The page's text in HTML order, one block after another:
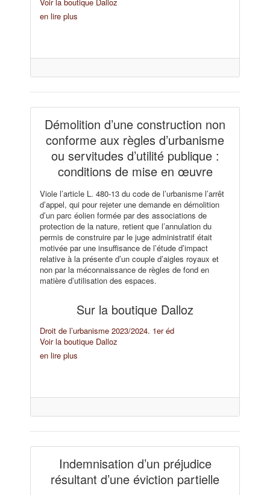
en lire plus
Démolition d’une construction non
conforme aux règles d’urbanisme
ou servitudes d’utilité publique :
conditions de mise en œuvre
Viole l’article L. 480-13 du code de l’urbanisme l’arrêt
d’appel, qui pour rejeter une demande en démolition
d’un parc éolien formée par des associations de
protection de la nature, retient que l’annulation du
permis de construire par le juge administratif était
motivée par une insuffisance de l’étude d’impact
relative à la présente d’un couple d’aigles royaux et
non par la méconnaissance de règles de fond en
matière d’utilisation des espaces.
Sur la boutique Dalloz
Droit de l’urbanisme 2023/2024. 1er éd
Voir la boutique Dalloz
en lire plus
Indemnisation d’un préjudice
résultant d’une éviction partielle